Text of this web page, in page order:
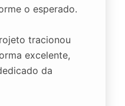
o esperado.
tracionou
excelente,
da